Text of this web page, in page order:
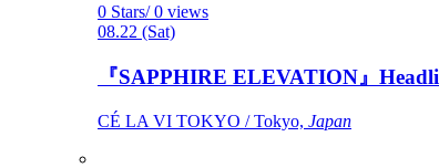
0 Stars/ 0 views
08.22 (Sat)
『SAPPHIRE ELEVATION』
CÉ LA VI TOKYO / Tokyo, Japan